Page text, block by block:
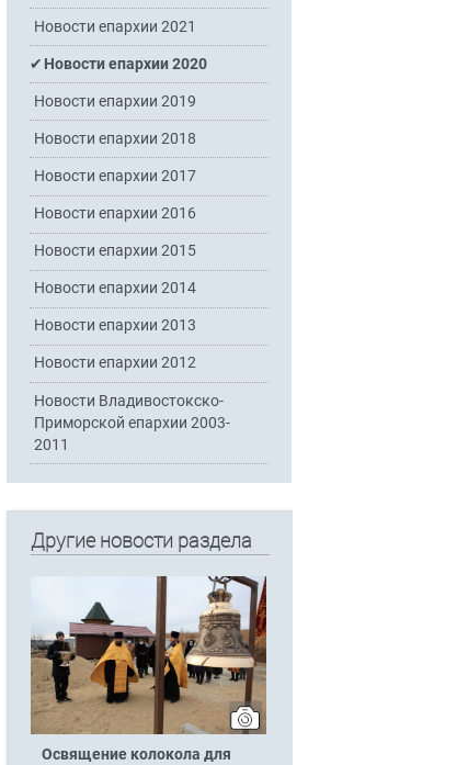
Новости епархии 2021
Новости епархии 2020
Новости епархии 2019
Новости епархии 2018
Новости епархии 2017
Новости епархии 2016
Новости епархии 2015
Новости епархии 2014
Новости епархии 2013
Новости епархии 2012
Новости Владивостокско-
Приморской епархии 2003-
2011
Другие новости раздела
Освящение колокола для